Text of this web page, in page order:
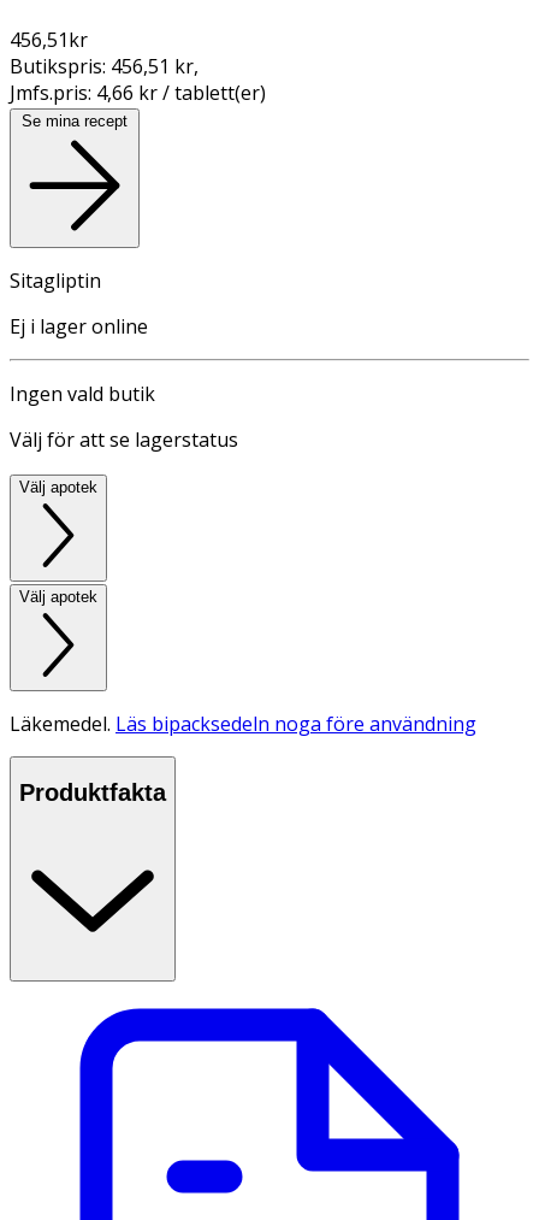
456,51kr
Butikspris: 456,51 kr,
Jmfs.pris: 4,66 kr / tablett(er)
Se mina recept
Sitagliptin
Ej i lager online
Ingen vald butik
Välj för att se lagerstatus
Välj apotek
Välj apotek
Läkemedel. Läs bipacksedeln noga före användning
Produktfakta